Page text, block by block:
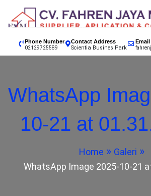
MANDIRI
EPOXY
INDONESIA, EPOXY LANTAI
LANTAI GARUT, EPOXY LANTAI
Phone Number
02129725589
Contact Address
Scientia Busines Park
WhatsApp
10-21 at
Home
Galeri
WhatsApp Image 2025-10-21